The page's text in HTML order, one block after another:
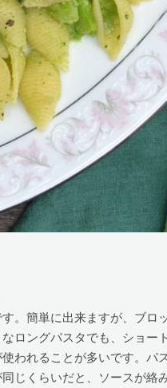
。簡単に出来ますが、ブロ
ロングパスタでも、ショー
われることが多いです。パ
じくらいだと、ソースが絡